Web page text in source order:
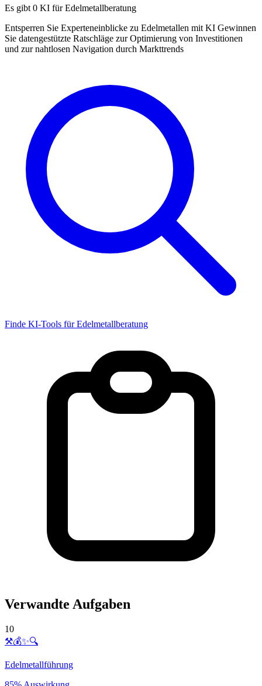
Es gibt 0 KI für Edelmetallberatung
Entsperren Sie Experteneinblicke zu Edelmetallen mit KI Gewinnen
Sie datengestützte Ratschläge zur Optimierung von Investitionen
und zur nahtlosen Navigation durch Markttrends
Finde KI-Tools für Edelmetallberatung
Verwandte Aufgaben
10
⚒️💰✨🔍
Edelmetallführung